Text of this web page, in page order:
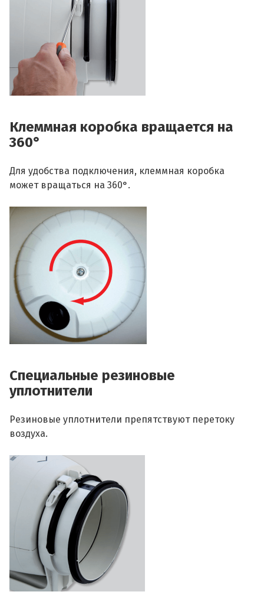
Клеммная коробка вращается на
360°
Для удобства подключения, клеммная коробка
может вращаться на 360°.
Специальные резиновые
уплотнители
Резиновые уплотнители препятствуют перетоку
воздуха.